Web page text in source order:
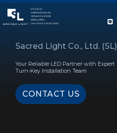
HOME
ABOUT US
PRODUCT
Sacred Light Co., Ltd. (SL)
Your Reliable LED Partner with Expert
Turn-Key Installation Team
CONTACT US